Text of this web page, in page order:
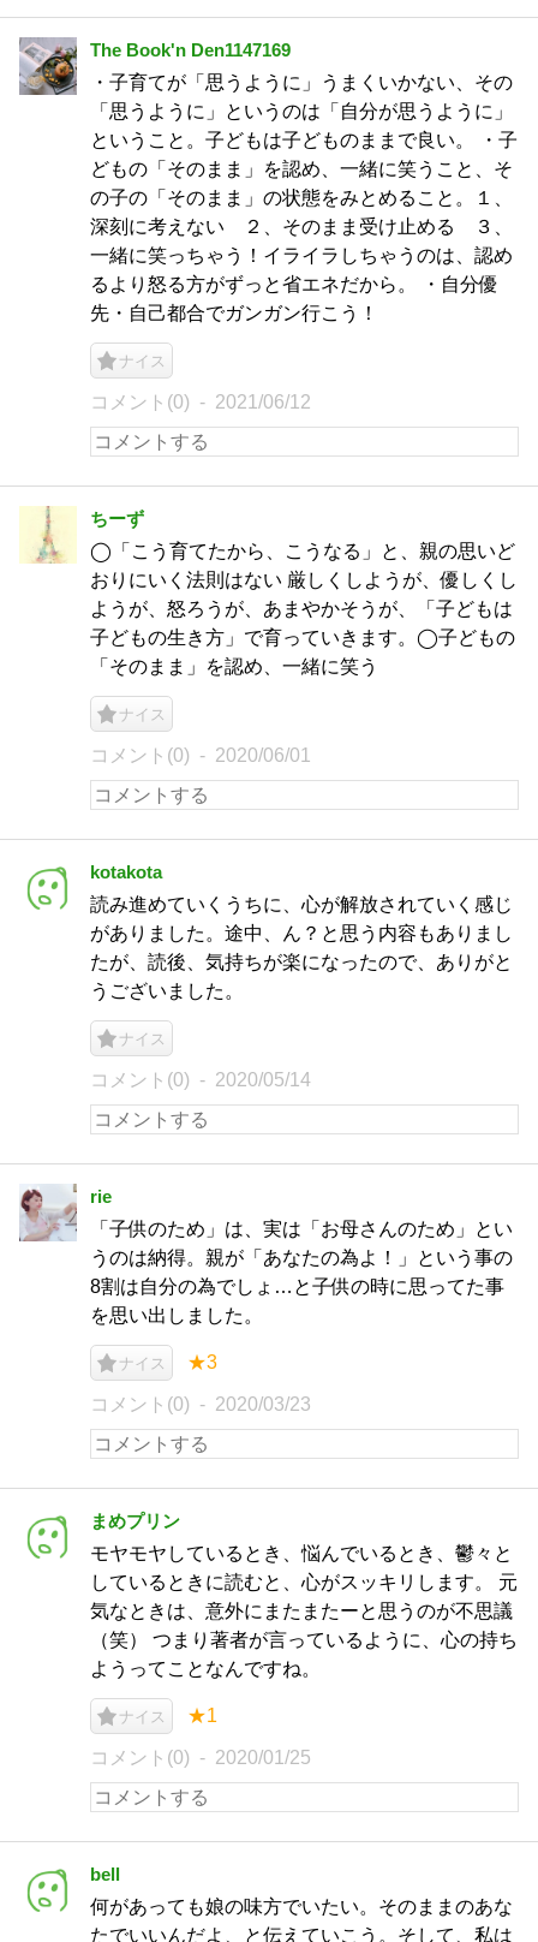
The Book'n Den1147169
・子育てが「思うように」うまくいかない、その
「思うように」というのは「自分が思うように」
ということ。子どもは子どものままで良い。 ・子
どもの「そのまま」を認め、一緒に笑うこと、そ
の子の「そのまま」の状態をみとめること。１、
深刻に考えない ２、そのまま受け止める ３、
一緒に笑っちゃう！イライラしちゃうのは、認め
るより怒る方がずっと省エネだから。 ・自分優
先・自己都合でガンガン行こう！
ナイス
コメント(0) 2021/06/12
ちーず
◯「こう育てたから、こうなる」と、親の思いど
おりにいく法則はない 厳しくしようが、優しくし
ようが、怒ろうが、あまやかそうが、「子どもは
子どもの生き方」で育っていきます。◯子どもの
「そのまま」を認め、一緒に笑う
ナイス
コメント(0) 2020/06/01
kotakota
読み進めていくうちに、心が解放されていく感じ
がありました。途中、ん？と思う内容もありまし
たが、読後、気持ちが楽になったので、ありがと
うございました。
ナイス
コメント(0) 2020/05/14
rie
「子供のため」は、実は「お母さんのため」とい
うのは納得。親が「あなたの為よ！」という事の
8割は自分の為でしょ…と子供の時に思ってた事
を思い出しました。
ナイス ★3
コメント(0) 2020/03/23
まめプリン
モヤモヤしているとき、悩んでいるとき、鬱々と
しているときに読むと、心がスッキリします。 元
気なときは、意外にまたまたーと思うのが不思議
（笑） つまり著者が言っているように、心の持ち
ようってことなんですね。
ナイス ★1
コメント(0) 2020/01/25
bell
何があっても娘の味方でいたい。そのままのあな
たでいいんだよ、と伝えていこう。そして、私は